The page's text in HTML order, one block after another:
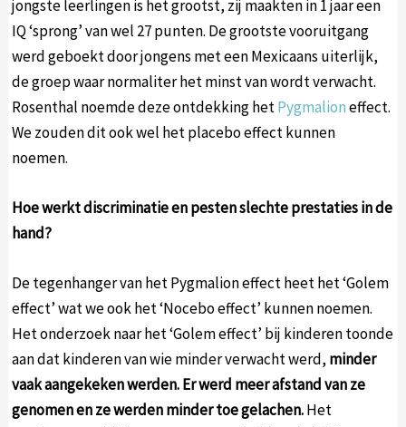
jongste leerlingen is het grootst, zij maakten in 1 jaar een
IQ ‘sprong’ van wel 27 punten. De grootste vooruitgang
werd geboekt door jongens met een Mexicaans uiterlijk,
de groep waar normaliter het minst van wordt verwacht.
Rosenthal noemde deze ontdekking hetPygmalioneffect.
We zouden dit ook wel het placebo effect kunnen
noemen.
Hoe werkt discriminatie en pesten slechte prestaties in de
hand?
De tegenhanger van het Pygmalion effect heet het ‘Golem
effect’ wat we ook het ‘Nocebo effect’ kunnen noemen.
Het onderzoek naar het ‘Golem effect’ bij kinderen toonde
aan dat kinderen van wie minder verwacht werd, minder
vaak aangekeken werden. Er werd meer afstand van ze
genomen en ze werden minder toe gelachen.Het